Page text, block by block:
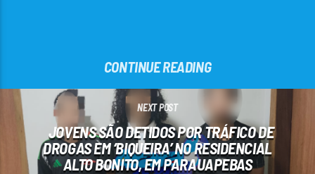
CONTINUE READING
NEXT POST
JOVENS SÃO DETIDOS POR TRÁFICO DE
DROGAS EM ‘BIQUEIRA’ NO RESIDENCIAL
ALTO BONITO, EM PARAUAPEBAS